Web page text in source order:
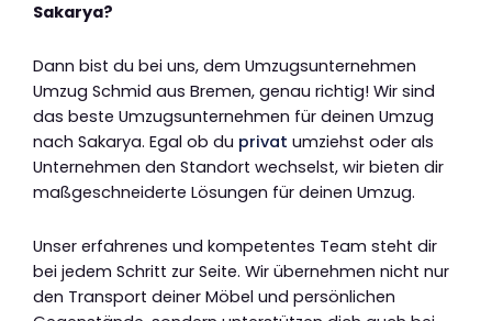
Sakarya?
Dann bist du bei uns, dem Umzugsunternehmen
Umzug Schmid aus Bremen, genau richtig! Wir sind
das beste Umzugsunternehmen für deinen Umzug
nach Sakarya. Egal ob du privat umziehst oder als
Unternehmen den Standort wechselst, wir bieten dir
maßgeschneiderte Lösungen für deinen Umzug.
Unser erfahrenes und kompetentes Team steht dir
bei jedem Schritt zur Seite. Wir übernehmen nicht nur
den Transport deiner Möbel und persönlichen